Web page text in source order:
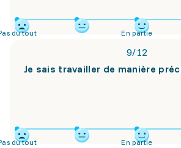
du tout En partie
9/12
Je sais travailler de manière
du tout En partie